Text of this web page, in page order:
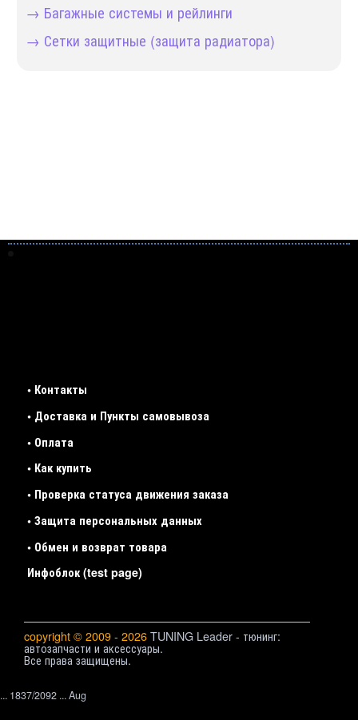
→ Багажные системы и рейлинги
→ Сетки защитные (защита радиатора)
• Контакты
• Доставка и Пункты самовывоза
• Оплата
• Как купить
• Проверка статуса движения заказа
• Защита персональных данных
• Обмен и возврат товара
Инфоблок (test page)
copyright © 2009 - 2026 TUNING Leader - тюнинг:
автозапчасти и аксессуары.
Все права защищены.
... 1837/2092 ... Aug